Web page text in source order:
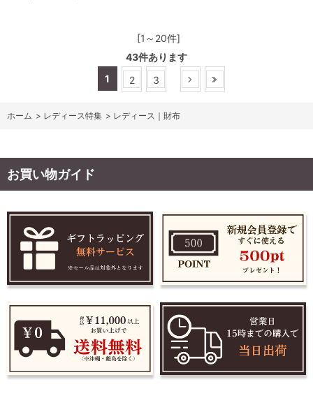
[1～20件]
43件あります
1
2 3
ホーム > レディース特集 > レディース｜財布
お買い物ガイド